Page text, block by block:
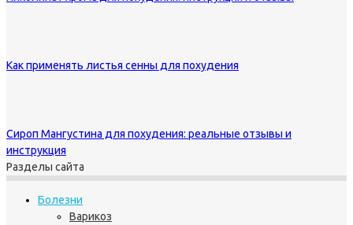
Как применять листья сенны для похудения
Сироп Мангустина для похудения: реальные отзывы и
инструкция
Разделы сайта
Болезни
Варикоз